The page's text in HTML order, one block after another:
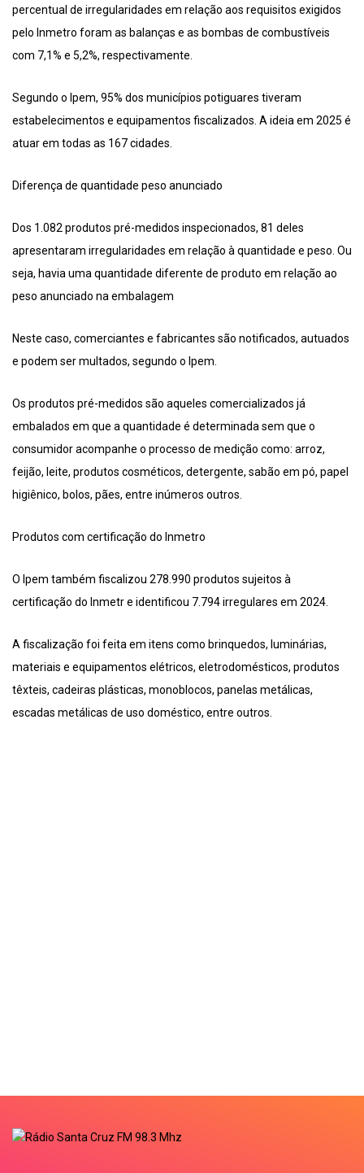
percentual de irregularidades em relação aos requisitos exigidos
pelo Inmetro foram as balanças e as bombas de combustíveis
com 7,1% e 5,2%, respectivamente.
Segundo o Ipem, 95% dos municípios potiguares tiveram
estabelecimentos e equipamentos fiscalizados. A ideia em 2025 é
atuar em todas as 167 cidades.
Diferença de quantidade peso anunciado
Dos 1.082 produtos pré-medidos inspecionados, 81 deles
apresentaram irregularidades em relação à quantidade e peso. Ou
seja, havia uma quantidade diferente de produto em relação ao
peso anunciado na embalagem
Neste caso, comerciantes e fabricantes são notificados, autuados
e podem ser multados, segundo o Ipem.
Os produtos pré-medidos são aqueles comercializados já
embalados em que a quantidade é determinada sem que o
consumidor acompanhe o processo de medição como: arroz,
feijão, leite, produtos cosméticos, detergente, sabão em pó, papel
higiênico, bolos, pães, entre inúmeros outros.
Produtos com certificação do Inmetro
O Ipem também fiscalizou 278.990 produtos sujeitos à
certificação do Inmetr e identificou 7.794 irregulares em 2024.
A fiscalização foi feita em itens como brinquedos, luminárias,
materiais e equipamentos elétricos, eletrodomésticos, produtos
têxteis, cadeiras plásticas, monoblocos, panelas metálicas,
escadas metálicas de uso doméstico, entre outros.